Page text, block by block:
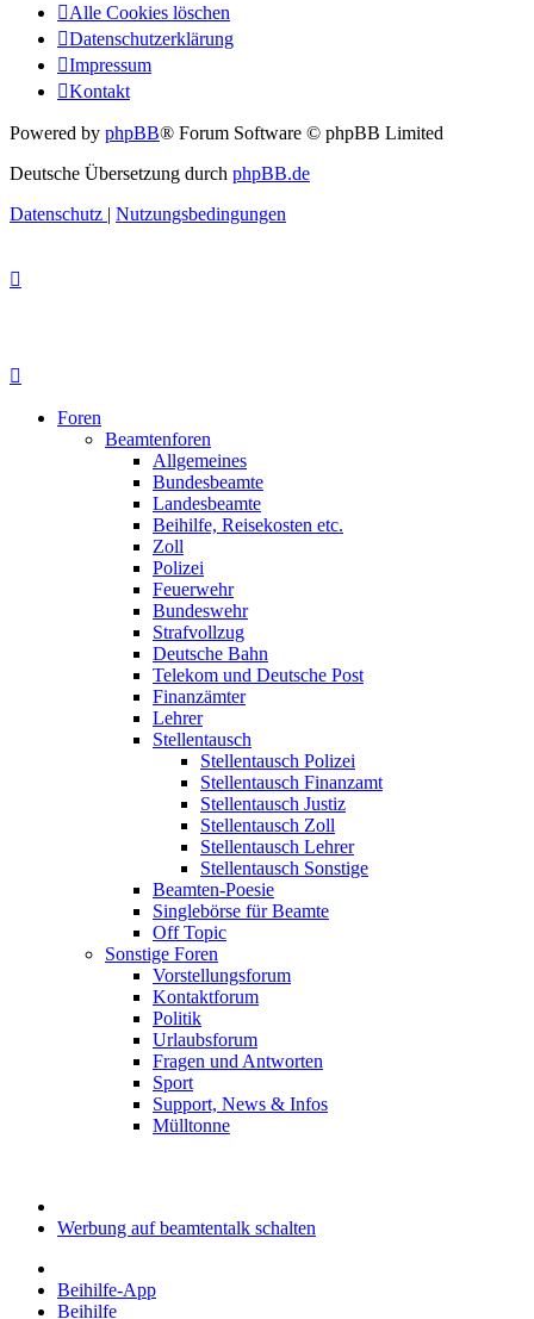
Alle Cookies löschen
Datenschutzerklärung
Impressum
Kontakt
Powered by phpBB® Forum Software © phpBB Limited
Deutsche Übersetzung durch phpBB.de
Datenschutz | Nutzungsbedingungen
Foren
Beamtenforen
Allgemeines
Bundesbeamte
Landesbeamte
Beihilfe, Reisekosten etc.
Zoll
Polizei
Feuerwehr
Bundeswehr
Strafvollzug
Deutsche Bahn
Telekom und Deutsche Post
Finanzämter
Lehrer
Stellentausch
Stellentausch Polizei
Stellentausch Finanzamt
Stellentausch Justiz
Stellentausch Zoll
Stellentausch Lehrer
Stellentausch Sonstige
Beamten-Poesie
Singlebörse für Beamte
Off Topic
Sonstige Foren
Vorstellungsforum
Kontaktforum
Politik
Urlaubsforum
Fragen und Antworten
Sport
Support, News & Infos
Mülltonne
Werbung auf beamtentalk schalten
Beihilfe-App
Beihilfe